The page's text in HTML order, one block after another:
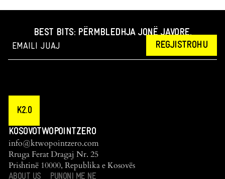
BEST BITS: PËRMBLEDHJA JONË JAVORE.
REGJISTROHU
K2.0
KOSOVOTWOPOINTZERO
info@ktwopointzero.com
Rruga Ferat Dragaj Nr. 25
Prishtinë 10000, Republika e Kosovës
ABOUT US
PUNONI ME NE